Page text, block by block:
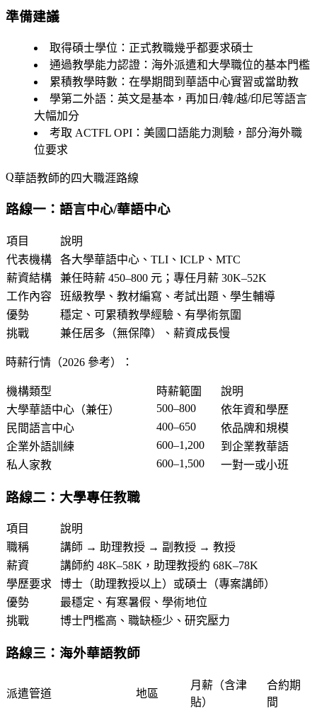
準備建議
取得碩士學位 ：正式教職幾乎都要求碩士
通過教學能力認證 ：海外派遣和大學職位的基本門檻
累積教學時數 ：在學期間到華語中心實習或當助教
學第二外語 ：英文是基本，再加日/韓/越/印尼等語言
大幅加分
考取 ACTFL OPI ：美國口語能力測驗，部分海外職
位要求
華語教師的四大職涯路線
路線一：語言中心/華語中心
項目
說明
代表機構
各大學華語中心、TLI、ICLP、MTC
薪資結構
兼任時薪 450–800 元；專任月薪 30K–52K
工作內容
班級教學、教材編寫、考試出題、學生輔導
優勢
穩定、可累積教學經驗、有學術氛圍
挑戰
兼任居多（無保障）、薪資成長慢
時薪行情（2026 參考）：
機構類型 時薪範圍
說明
大學華語中心（兼任）
500–800
依年資和學歷
民間語言中心
400–650
依品牌和規模
企業外語訓練
600–1,200
到企業教華語
私人家教
600–1,500 一對一或小班
路線二：大學專任教職
項目
說明
職稱
講師 → 助理教授 → 副教授 → 教授
薪資
講師約 48K–58K，助理教授約 68K–78K
學歷要求
博士（助理教授以上）或碩士（專案講師）
優勢
最穩定、有寒暑假、學術地位
挑戰
博士門檻高、職缺極少、研究壓力
路線三：海外華語教師
派遣管道 地區
月薪（含津
貼）
合約期
間